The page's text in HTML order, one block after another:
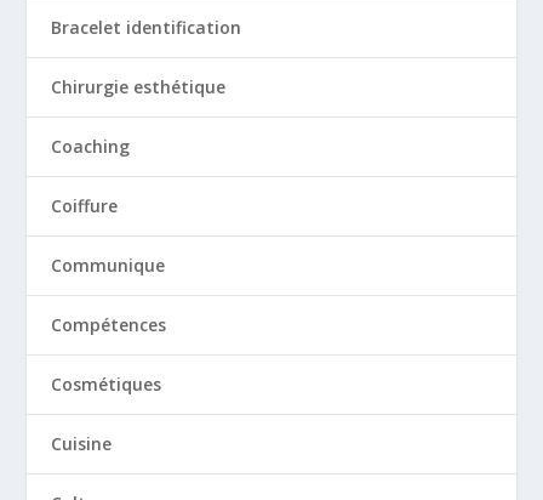
Bracelet identification
Chirurgie esthétique
Coaching
Coiffure
Communique
Compétences
Cosmétiques
Cuisine